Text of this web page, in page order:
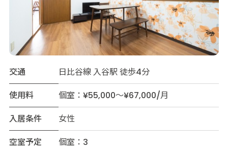
交通
日比谷線 入谷駅 徒歩4分
使用料
個室：¥55,000～¥67,000/月
入居条件
女性
空室予定
個室：3